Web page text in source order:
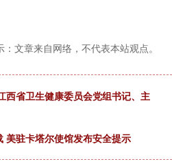
文章来自网络，不代表本站观点。
西省卫生健康委员会党组书记、主
美驻卡塔尔使馆发布安全提示